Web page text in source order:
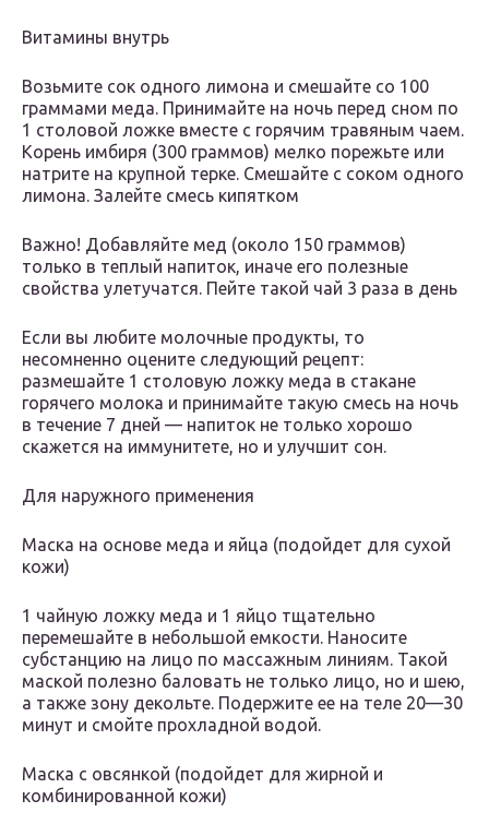
Витамины внутрь
Возьмите сок одного лимона и смешайте со 100
граммами меда. Принимайте на ночь перед сном по
1 столовой ложке вместе с горячим травяным чаем.
Корень имбиря (300 граммов) мелко порежьте или
натрите на крупной терке. Смешайте с соком одного
лимона. Залейте смесь кипятком
Важно! Добавляйте мед (около 150 граммов)
только в теплый напиток, иначе его полезные
свойства улетучатся. Пейте такой чай 3 раза в день
Если вы любите молочные продукты, то
несомненно оцените следующий рецепт:
размешайте 1 столовую ложку меда в стакане
горячего молока и принимайте такую смесь на ночь
в течение 7 дней — напиток не только хорошо
скажется на иммунитете, но и улучшит сон.
Для наружного применения
Маска на основе меда и яйца (подойдет для сухой
кожи)
1 чайную ложку меда и 1 яйцо тщательно
перемешайте в небольшой емкости. Наносите
субстанцию на лицо по массажным линиям. Такой
маской полезно баловать не только лицо, но и шею,
а также зону декольте. Подержите ее на теле 20—30
минут и смойте прохладной водой.
Маска с овсянкой (подойдет для жирной и
комбинированной кожи)